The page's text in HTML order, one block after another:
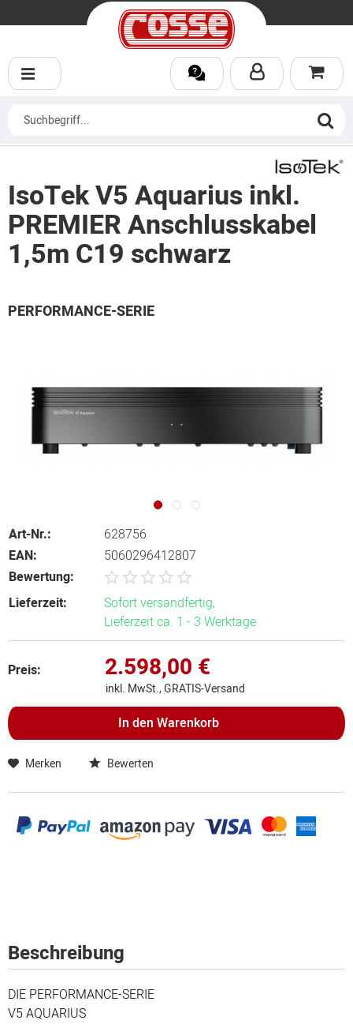
IsoTek V5 Aquarius inkl.
PREMIER Anschlusskabel
1,5m C19 schwarz
PERFORMANCE-SERIE
Art-Nr.:
628756
EAN:
5060296412807
Bewertung:
Lieferzeit:
Sofort versandfertig,
Lieferzeit ca. 1 - 3 Werktage
Preis: 2.598,00 €
inkl. MwSt., GRATIS-Versand
In den Warenkorb
Merken Bewerten
Beschreibung
DIE PERFORMANCE-SERIE
V5 AQUARIUS